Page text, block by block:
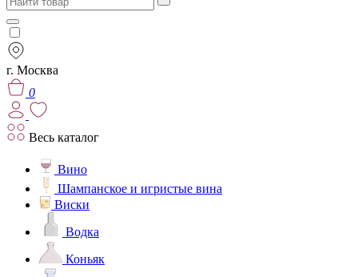
г. Москва
0
Весь каталог
Вино
Шампанское и игристые вина
Виски
Водка
Коньяк